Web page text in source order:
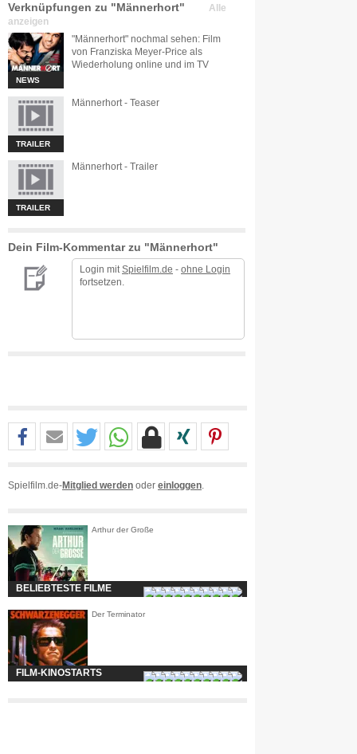
Verknüpfungen zu "Männerhort"
Alle
anzeigen
NEWS
"Männerhort" nochmal sehen: Film
von Franziska Meyer-Price als
Wiederholung online und im TV
TRAILER
Männerhort - Teaser
TRAILER
Männerhort - Trailer
Dein Film-Kommentar zu "Männerhort"
Login mit Spielfilm.de - ohne Login
fortsetzen.
Spielfilm.de-Mitglied werden oder einloggen
Arthur der Große
BELIEBTESTE FILME
Der Terminator
FILM-KINOSTARTS